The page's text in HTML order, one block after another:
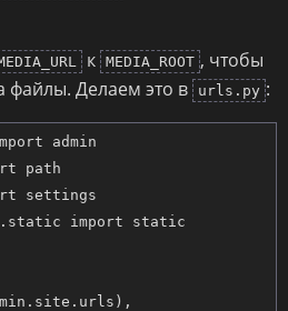
к MEDIA_ROOT , чтобы
файлы. Делаем это в
urls.py :
admin
path
settings
import static